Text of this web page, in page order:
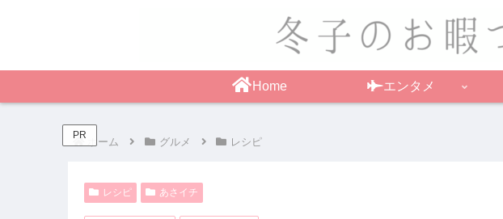
Home エンタメ
PR
ホーム グルメ レシピ
レシピ あさイチ